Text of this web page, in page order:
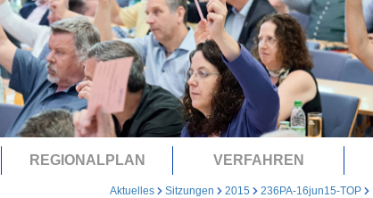
REGIONALPLAN VERFAHREN
Aktuelles Sitzungen 2015 236PA-16jun15-TOP